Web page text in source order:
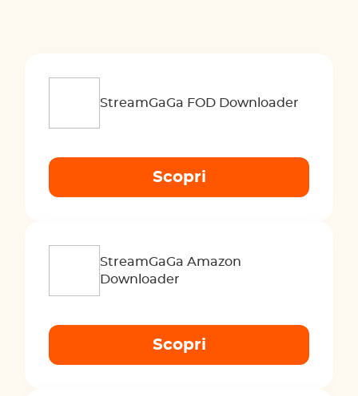
StreamGaGa FOD Downloader
Scopri
StreamGaGa Amazon
Downloader
Scopri